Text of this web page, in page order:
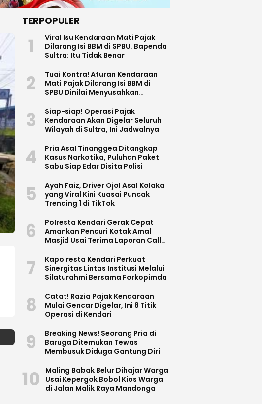
TERPOPULER
1
Viral Isu Kendaraan Mati Pajak
Dilarang Isi BBM di SPBU, Bapenda
Sultra: Itu Tidak Benar
2
Tuai Kontra! Aturan Kendaraan
Mati Pajak Dilarang Isi BBM di
SPBU Dinilai Menyusahkan
3
Siap-siap! Operasi Pajak
Kendaraan Akan Digelar Seluruh
Wilayah di Sultra, Ini Jadwalnya
4
Pria Asal Tinanggea Ditangkap
Kasus Narkotika, Puluhan Paket
Sabu Siap Edar Disita Polisi
5
Ayah Faiz, Driver Ojol Asal Kolaka
yang Viral Kini Kuasai Puncak
Trending 1 di TikTok
6
Polresta Kendari Gerak Cepat
Amankan Pencuri Kotak Amal
Masjid Usai Terima Laporan Call
7
Kapolresta Kendari Perkuat
Sinergitas Lintas Institusi Melalui
Silaturahmi Bersama Forkopimda
8
Catat! Razia Pajak Kendaraan
Mulai Gencar Digelar, Ini 8 Titik
Operasi di Kendari
9
Breaking News! Seorang Pria di
Baruga Ditemukan Tewas
Membusuk Diduga Gantung Diri
10
Maling Babak Belur Dihajar Warga
Usai Kepergok Bobol Kios Warga
di Jalan Malik Raya Mandonga